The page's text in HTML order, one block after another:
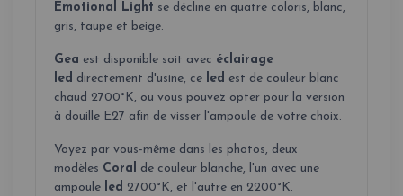
Emotional Light se décline en quatre coloris, blanc,
gris, taupe et beige.
Gea est disponible soit avec éclairage
led directement d'usine, ce led est de couleur blanc
chaud 2700°K, ou vous pouvez opter pour la version
à douille E27 afin de visser l'ampoule de votre choix.
Voyez par vous-même dans les photos, deux
modèles Coral de couleur blanche, l'un avec une
ampoule led 2700°K, et l'autre en 2200°K.